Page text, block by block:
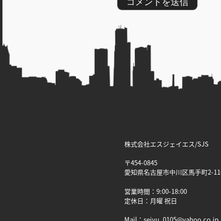
株式会社エスジェイエス/SJS
〒454-0845
愛知県名古屋市中川区馬手町2-
営業時間：9:00-18:00
定休日：月曜 祝日